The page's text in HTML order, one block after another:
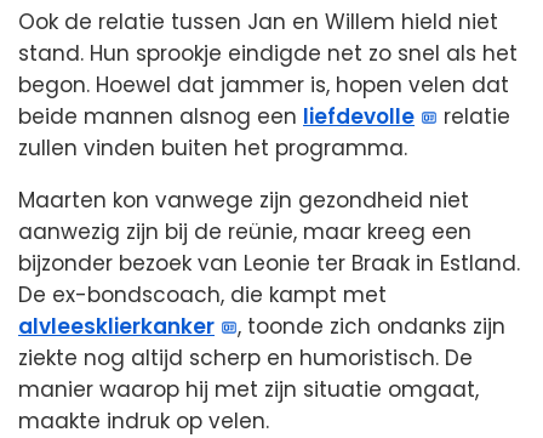
Ook de relatie tussen Jan en Willem hield niet
stand. Hun sprookje eindigde net zo snel als het
begon. Hoewel dat jammer is, hopen velen dat
beide mannen alsnog een liefdevolle
relatie
zullen vinden buiten het programma.
Maarten kon vanwege zijn gezondheid niet
aanwezig zijn bij de reünie, maar kreeg een
bijzonder bezoek van Leonie ter Braak in Estland.
De ex-bondscoach, die kampt met
alvleesklierkanker
, toonde zich ondanks zijn
ziekte nog altijd scherp en humoristisch. De
manier waarop hij met zijn situatie omgaat,
maakte indruk op velen.